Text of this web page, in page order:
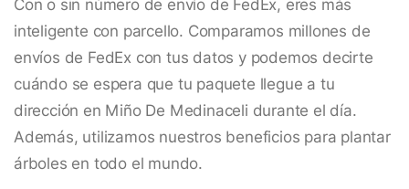
Con o sin número de envío de FedEx, eres más
inteligente con parcello. Comparamos millones de
envíos de FedEx con tus datos y podemos decirte
cuándo se espera que tu paquete llegue a tu
dirección en Miño De Medinaceli durante el día.
Además, utilizamos nuestros beneficios para plantar
árboles en todo el mundo.